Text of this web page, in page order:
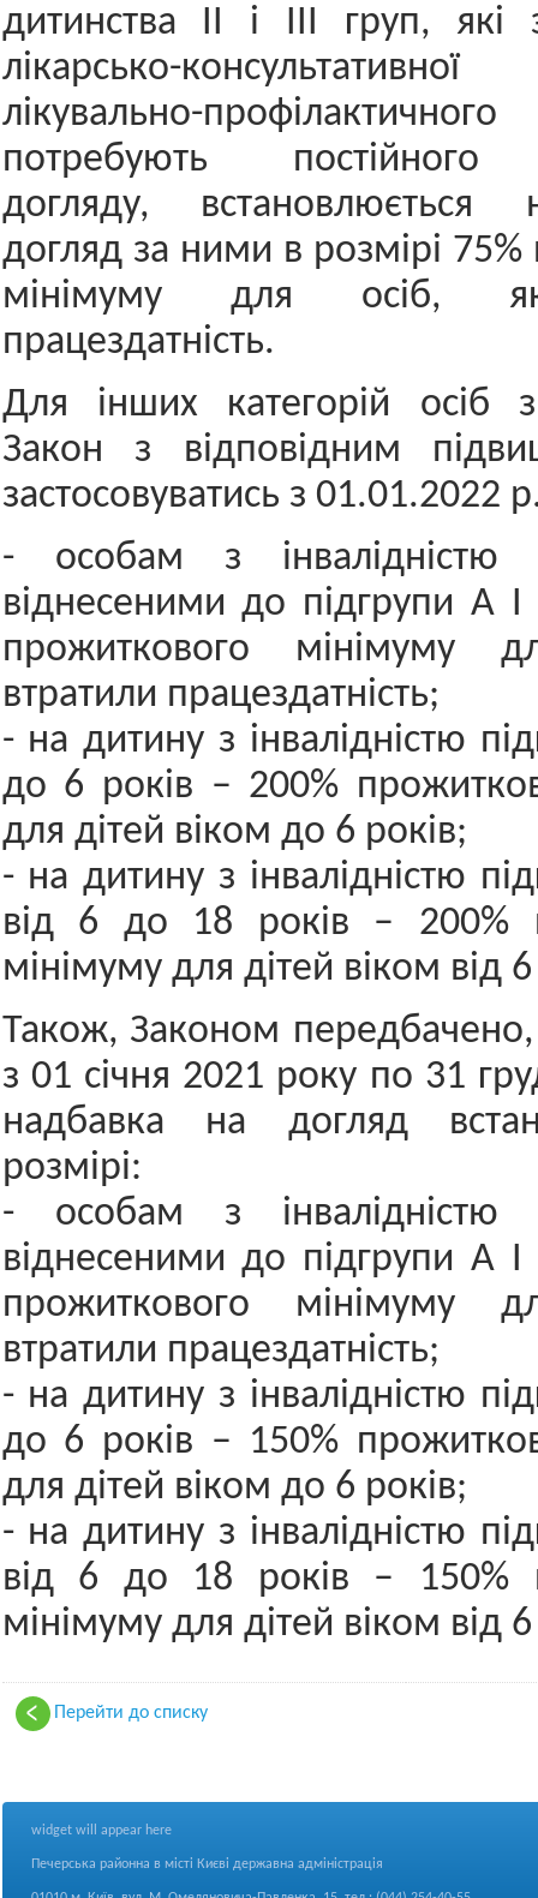
дитинства ІІ і ІІІ груп,
лікарсько-
лікувально-
потребують постійного
догляду, встановлюється
догляд за ними в розмірі
мінімуму для осіб,
працездатність.
Для інших категорій осіб з
Закон з відповідним
застосовуватись з 01.01.2022
- особам з інвалідністю
віднесеними до підгрупи А
прожиткового мінімуму
втратили працездатність;
- на дитину з інвалідністю
до 6 років – 200%
для дітей віком до 6 років;
- на дитину з інвалідністю
від 6 до 18 років – 200%
мінімуму для дітей віком від
Також, Законом
з 01 січня 2021 року по 31
надбавка на догляд
розмірі:
- особам з інвалідністю
віднесеними до підгрупи А
прожиткового мінімуму
втратили працездатність;
- на дитину з інвалідністю
до 6 років – 150%
для дітей віком до 6 років;
- на дитину з інвалідністю
від 6 до 18 років – 150%
мінімуму для дітей віком від
Перейти до списку
widget will appear here
Печерська районна в місті Києві державна адміністрація